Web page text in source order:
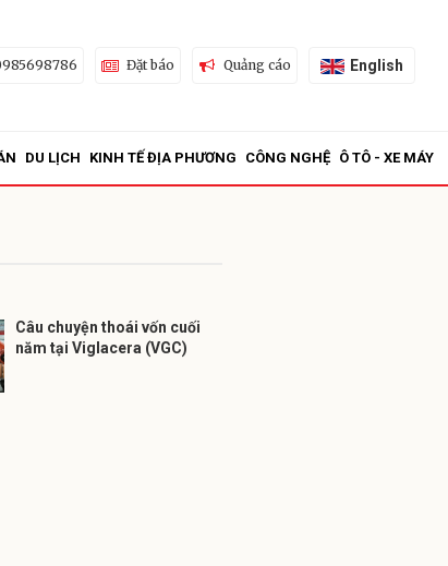
Đặt báo Quảng cáo English
DU LỊCH KINH TẾ ĐỊA PHƯƠNG CÔNG NGHỆ Ô TÔ - XE MÁY
Câu chuyện thoái vốn cuối
năm tại Viglacera (VGC)